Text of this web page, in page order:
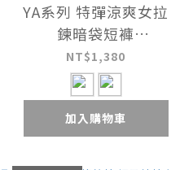
YA系列 特彈涼爽女拉
鍊暗袋短褲
UE0Y3426
NT$1,380
加入購物車